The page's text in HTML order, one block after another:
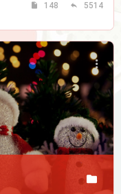
148 5514